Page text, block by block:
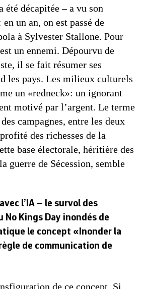
décapitée – a vu son
un an, on est passé de
à Sylvester Stallone. Pour
un ennemi. Dépourvu de
il se fait résumer ses
les pays. Les milieux culturels
un «redneck»: un ignorant
motivé par l’argent. Le terme
campagnes, entre les deux
des richesses de la
base électorale, héritière des
guerre de Sécession, semble
l’IA – le survol des
No Kings Day inondés de
le concept «Inonder la
de communication de
de ce concept. Si